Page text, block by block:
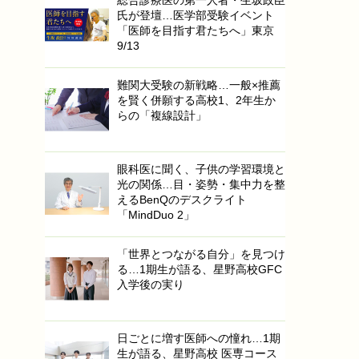
氏が登壇…医学部受験イベント
「医師を目指す君たちへ」東京
9/13
難関大受験の新戦略…一般×推薦
を賢く併願する高校1、2年生か
らの「複線設計」
眼科医に聞く、子供の学習環境と
光の関係…目・姿勢・集中力を整
えるBenQのデスクライト
「MindDuo 2」
「世界とつながる自分」を見つけ
る…1期生が語る、星野高校GFC
入学後の実り
日ごとに増す医師への憧れ…1期
生が語る、星野高校 医専コース